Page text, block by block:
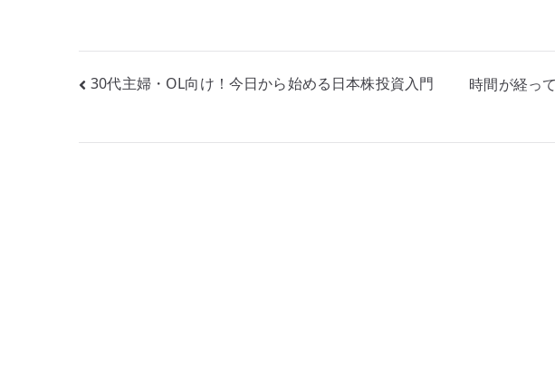
投
30代主婦・OL向け！今日から始める日本株投資入門
時間が経っ